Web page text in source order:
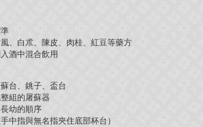
、白朮、陳皮、肉桂、紅豆等藥方
酒中混合飲用
台、銚子、盃台
組的屠蘇器
幼的順序
中指與無名指夾住底部杯台）